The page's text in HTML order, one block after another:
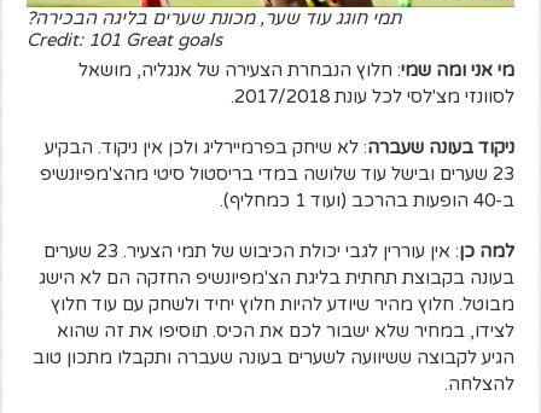
תמי חוגג עוד שער, מכונת שערים בליגה הבכירה?
Credit: 101 Great goals
מי אני ומה שמי: חלוץ הנבחרת הצעירה של אנגליה, מושאל
לסוונזי מצ'לסי לכל עונת 2017/2018.
ניקוד בעונה שעברה: לא שיחק בפרמיירליג ולכן אין ניקוד. הבקיע
23 שערים ובישל עוד שלושה במדי בריסטול סיטי מהצ'מפיונשיפ
ב-40 הופעות בהרכב (ועוד 1 כמחליף).
למה כן
: אין עוררין לגבי יכולת הכיבוש של תמי הצעיר. 23 שערים
בעונה בקבוצת תחתית בליגת הצ'מפיונשיפ החזקה הם לא הישג
מבוטל. חלוץ מהיר שיודע להיות חלוץ יחיד ולשחק עם עוד חלוץ
לצידו, במחיר שלא ישבור לכם את הכיס. תוסיפו את זה שהוא
הגיע לקבוצה ששיוועה לשערים בעונה שעברה ותקבלו מתכון טוב
להצלחה.